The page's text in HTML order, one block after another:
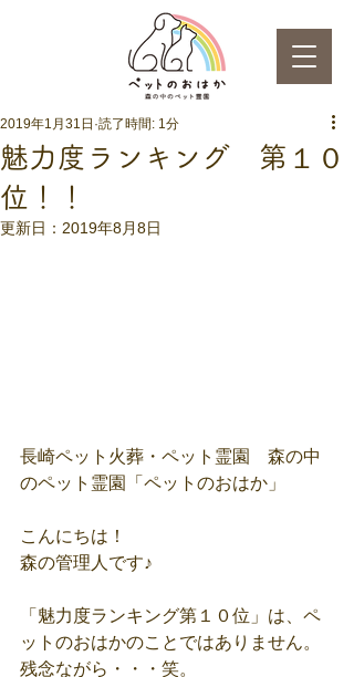
魅力度ランキング 第１０
位！！
2019年1月31日 読了時間: 1分
更新日： 2019年8月8日
長崎ペット火葬・ペット霊園　森の中
のペット霊園「ペットのおはか」
こんにちは！
森の管理人です♪
「魅力度ランキング第１０位」は、ペ
ットのおはかのことではありません。
残念ながら・・・笑。